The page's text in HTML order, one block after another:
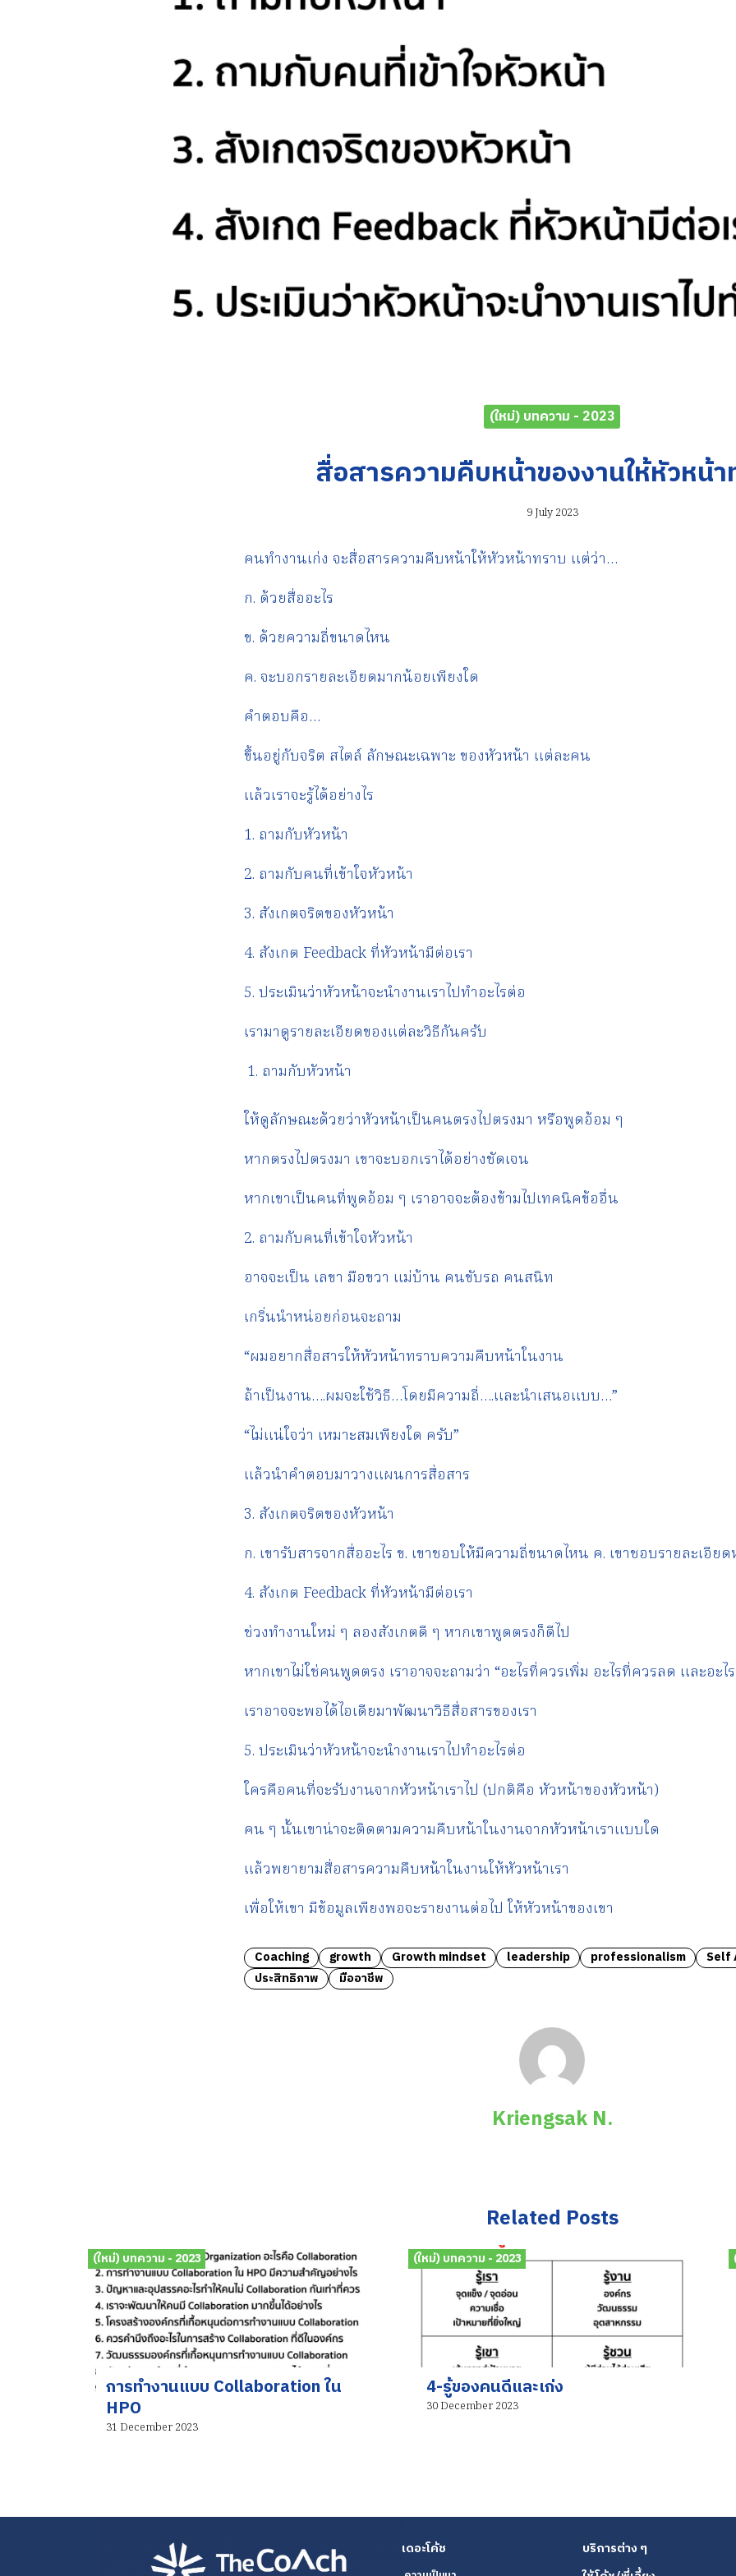
(ใหม่) บทความ - 2023
สื่อสารความคืบหน้าของงานให้หัวหน้า
9 July 2023
คนทำงานเก่ง จะสื่อสารความคืบหน้าให้หัวหน้าทราบ แต่ว่า…
ก. ด้วยสื่ออะไร
ข. ด้วยความถี่ขนาดไหน
ค. จะบอกรายละเอียดมากน้อยเพียงใด
คำตอบคือ…
ขึ้นอยู่กับจริต สไตล์ ลักษณะเฉพาะ ของหัวหน้า แต่ละคน
แล้วเราจะรู้ได้อย่างไร
1. ถามกับหัวหน้า
2. ถามกับคนที่เข้าใจหัวหน้า
3. สังเกตจริตของหัวหน้า
4. สังเกต Feedback ที่หัวหน้ามีต่อเรา
5. ประเมินว่าหัวหน้าจะนำงานเราไปทำอะไรต่อ
เรามาดูรายละเอียดของแต่ละวิธีกันครับ
ถามกับหัวหน้า
ให้ดูลักษณะด้วยว่าหัวหน้าเป็นคนตรงไปตรงมา หรือพูดอ้อม ๆ
หากตรงไปตรงมา เขาจะบอกเราได้อย่างชัดเจน
หากเขาเป็นคนที่พูดอ้อม ๆ เราอาจจะต้องข้ามไปเทคนิคข้ออื่น
2. ถามกับคนที่เข้าใจหัวหน้า
อาจจะเป็น เลขา มือขวา แม่บ้าน คนขับรถ คนสนิท
เกริ่นนำหน่อยก่อนจะถาม
“ผมอยากสื่อสารให้หัวหน้าทราบความคืบหน้าในงาน
ถ้าเป็นงาน….ผมจะใช้วิธี…โดยมีความถี่….และนำเสนอแบบ…”
“ไม่แน่ใจว่า เหมาะสมเพียงใด ครับ”
แล้วนำคำตอบมาวางแผนการสื่อสาร
3. สังเกตจริตของหัวหน้า
ก. เขารับสารจากสื่ออะไร ข. เขาชอบให้มีความถี่ขนาดไหน ค. เขาชอบรายละเอี
4. สังเกต Feedback ที่หัวหน้ามีต่อเรา
ช่วงทำงานใหม่ ๆ ลองสังเกตดี ๆ หากเขาพูดตรงก็ดีไป
หากเขาไม่ใช่คนพูดตรง เราอาจจะถามว่า “อะไรที่ควรเพิ่ม อะไรที่ควรลด และอะไ
เราอาจจะพอได้ไอเดียมาพัฒนาวิธีสื่อสารของเรา
5. ประเมินว่าหัวหน้าจะนำงานเราไปทำอะไรต่อ
ใครคือคนที่จะรับงานจากหัวหน้าเราไป (ปกติคือ หัวหน้าของหัวหน้า)
คน ๆ นั้นเขาน่าจะติดตามความคืบหน้าในงานจากหัวหน้าเราแบบใด
แล้วพยายามสื่อสารความคืบหน้าในงานให้หัวหน้าเรา
เพื่อให้เขา มีข้อมูลเพียงพอจะรายงานต่อไป ให้หัวหน้าของเขา
Coaching growth Growth mindset leadership professionalism
Self
ประสิทธิภาพ
มืออาชีพ
Kriengsak N.
Related Posts
(ใหม่) บทความ - 2023
การทำงานแบบ Collaboration ใน
HPO
31 December 2023
(ใหม่) บทความ - 2023
4-รู้ของคนดีและเก่ง
30 December 2023
เดอะโค้ช
บริการต่าง ๆ